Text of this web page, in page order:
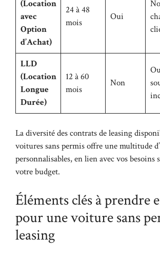
(Location
avec
Option
d’Achat)
24 à 48
mois
Oui
LLD
(Location
Longue
Durée)
12 à 60
mois
Non
La diversité des contrats de leasing
voitures sans permis offre une multitude
personnalisables, en lien avec vos besoins
votre budget.
Éléments clés à prendre
pour une voiture sans
leasing